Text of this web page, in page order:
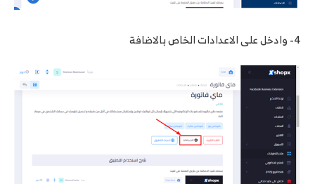
4- وادخل على الاعدادات الخاص بالاضافة